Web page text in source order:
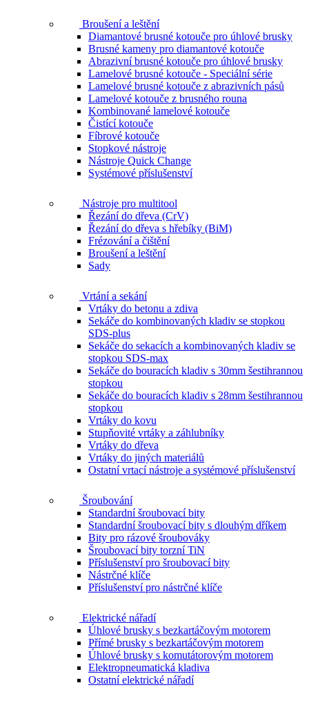
Broušení a leštění
Diamantové brusné kotouče pro úhlové brusky
Brusné kameny pro diamantové kotouče
Abrazivní brusné kotouče pro úhlové brusky
Lamelové brusné kotouče - Speciální série
Lamelové brusné kotouče z abrazivních pásů
Lamelové kotouče z brusného rouna
Kombinované lamelové kotouče
Čistící kotouče
Fíbrové kotouče
Stopkové nástroje
Nástroje Quick Change
Systémové příslušenství
Nástroje pro multitool
Řezání do dřeva (CrV)
Řezání do dřeva s hřebíky (BiM)
Frézování a čištění
Broušení a leštění
Sady
Vrtání a sekání
Vrtáky do betonu a zdiva
Sekáče do kombinovaných kladiv se stopkou
SDS-plus
Sekáče do sekacích a kombinovaných kladiv se
stopkou SDS-max
Sekáče do bouracích kladiv s 30mm šestihrannou
stopkou
Sekáče do bouracích kladiv s 28mm šestihrannou
stopkou
Vrtáky do kovu
Stupňovité vrtáky a záhlubníky
Vrtáky do dřeva
Vrtáky do jiných materiálů
Ostatní vrtací nástroje a systémové příslušenství
Šroubování
Standardní šroubovací bity
Standardní šroubovací bity s dlouhým dříkem
Bity pro rázové šroubováky
Šroubovací bity torzní TiN
Příslušenství pro šroubovací bity
Nástrčné klíče
Příslušenství pro nástrčné klíče
Elektrické nářadí
Úhlové brusky s bezkartáčovým motorem
Přímé brusky s bezkartáčovým motorem
Úhlové brusky s komutátorovým motorem
Elektropneumatická kladiva
Ostatní elektrické nářadí